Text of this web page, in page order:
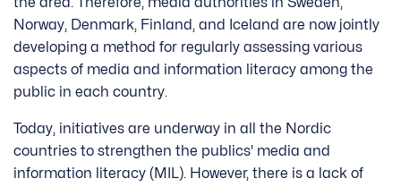
Norway, Denmark, Finland, and Iceland are now jointly
developing a method for regularly assessing various
aspects of media and information literacy among the
public in each country.
Today, initiatives are underway in all the Nordic
countries to strengthen the publics' media and
information literacy (MIL). However, there is a lack of